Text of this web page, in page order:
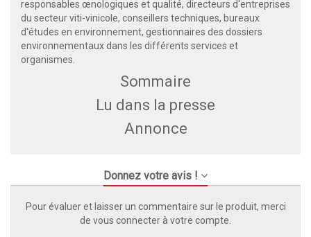
responsables œnologiques et qualité, directeurs d'entreprises
du secteur viti-vinicole, conseillers techniques, bureaux
d'études en environnement, gestionnaires des dossiers
environnementaux dans les différents services et
organismes.
Sommaire
Lu dans la presse
Annonce
Donnez votre avis !
Pour évaluer et laisser un commentaire sur le produit, merci
de vous connecter à votre compte.